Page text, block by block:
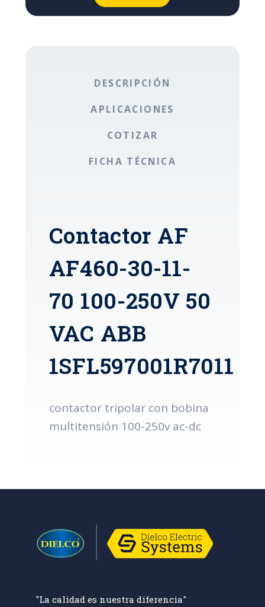
DESCRIPCIÓN
APLICACIONES
COTIZAR
FICHA TÉCNICA
Contactor AF
AF460-30-11-
70 100-250V 50
VAC ABB
1SFL597001R7011
contactor tripolar con bobina
multitensión 100-250v ac-dc
"La calidad es nuestra diferencia"